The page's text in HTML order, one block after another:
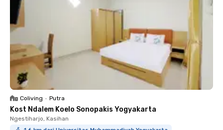
Coliving • Putra
Kost Ndalem Koelo Sonopakis Yogyakarta
Ngestiharjo, Kasihan